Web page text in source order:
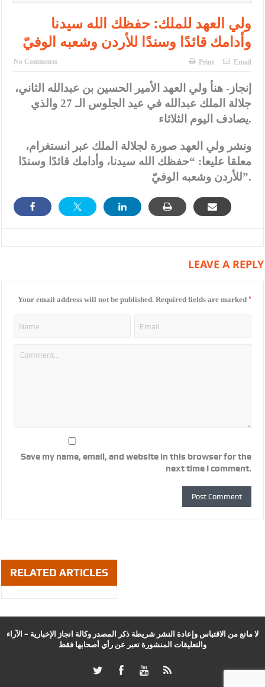
ولي العهد للملك: حفظك الله سيدنا
وأدامك قائدًا وسندًا للأردن وشعبه الوفيّ
No Comments Print Email
إنجاز- هنأ ولي العهد الأمير الحسين بن عبدالله الثاني،
جلالة الملك عبدالله في عيد الجلوس الـ 27 والذي
يصادف اليوم الثلاثاء.
ونشر ولي العهد صورة لجلالة الملك عبر انستغرام،
معلقا عليعا: “حفظك الله سيدنا، وأدامك قائدًا وسندًا
للأردن وشعبه الوفيّ”.
LEAVE A REPLY
Your email address will not be published. Required fields are marked *
Save my name, email, and website in this browser for the
next time I comment.
RELATED ARTICLES
لا مانع من الاقتباس وإعادة النشر شريطة ذكر المصدر وكالة انجاز الإخبارية – الآراء
والتعليقات المنشورة تعبر عن رأي أصحابها فقط